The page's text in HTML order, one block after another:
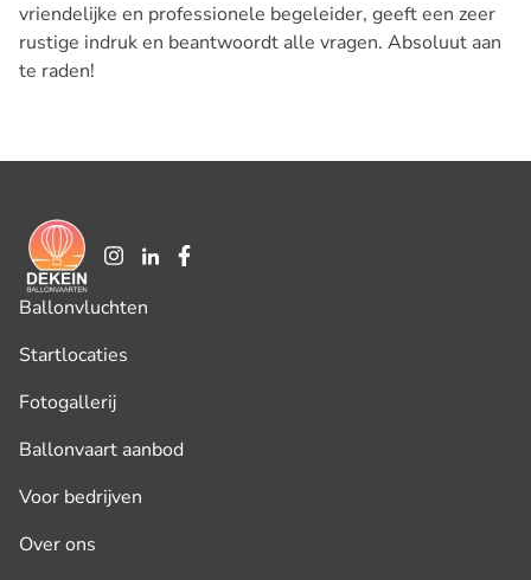
vriendelijke en professionele begeleider, geeft een zeer
rustige indruk en beantwoordt alle vragen. Absoluut aan
te raden!
Ballonvluchten
Startlocaties
Fotogallerij
Ballonvaart aanbod
Voor bedrijven
Over ons